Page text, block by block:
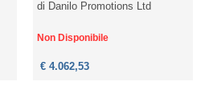
Parete, Mese Per Mese,
Calendario Da Muro 2023
di Danilo Promotions Ltd
Non Disponibile
€ 4.062,53